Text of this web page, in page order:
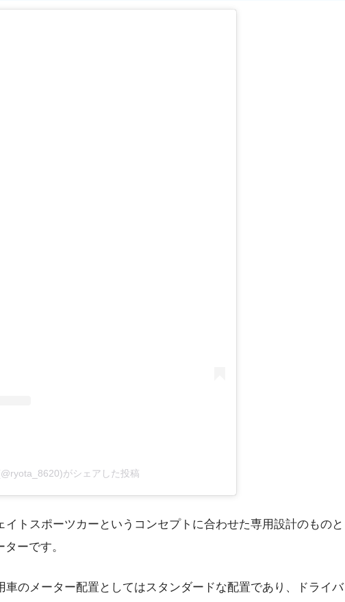
がシェアした投稿
イトスポーツカーというコンセプトに合わせた専用設計のものと
ーです。
車のメーター配置としてはスタンダードな配置であり、ドライバ